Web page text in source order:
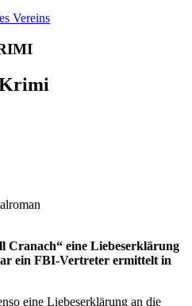
Vereins
Cranach“ eine Liebeserklärung
ein FBI-Vertreter ermittelt in
eine Liebeserklärung an die